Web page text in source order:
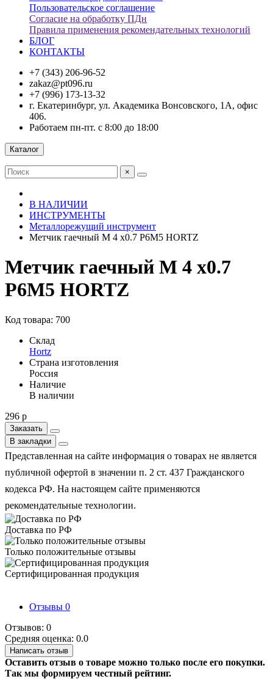
Пользовательское соглашение
Согласие на обработку ПДн
Правила применения рекомендательных технологий
БЛОГ
КОНТАКТЫ
+7 (343) 206-96-52
zakaz@pt096.ru
+7 (996) 173-13-32
г. Екатеринбург, ул. Академика Вонсовского, 1А, офис
406.
Работаем пн-пт. с 8:00 до 18:00
Каталог
×
В НАЛИЧИИ
ИНСТРУМЕНТЫ
Металлорежущий инструмент
Метчик гаечный М 4 х0.7 Р6М5 HORTZ
Метчик гаечный М 4 х0.7
Р6М5 HORTZ
Код товара: 700
Склад
Hortz
Страна изготовления
Россия
Наличие
В наличии
296 р
Заказать
В закладки
Представленная на сайте информация о товарах не является
публичной офертой в значении п. 2 ст. 437 Гражданского
кодекса РФ. На настоящем сайте применяются
рекомендательные технологии.
Доставка по РФ
Только положительные отзывы
Сертифицированная продукция
Отзывы 0
Отзывов: 0
Средняя оценка: 0.0
Написать отзыв
Оставить отзыв о товаре можно только после его покупки.
Так мы формируем честный рейтинг.